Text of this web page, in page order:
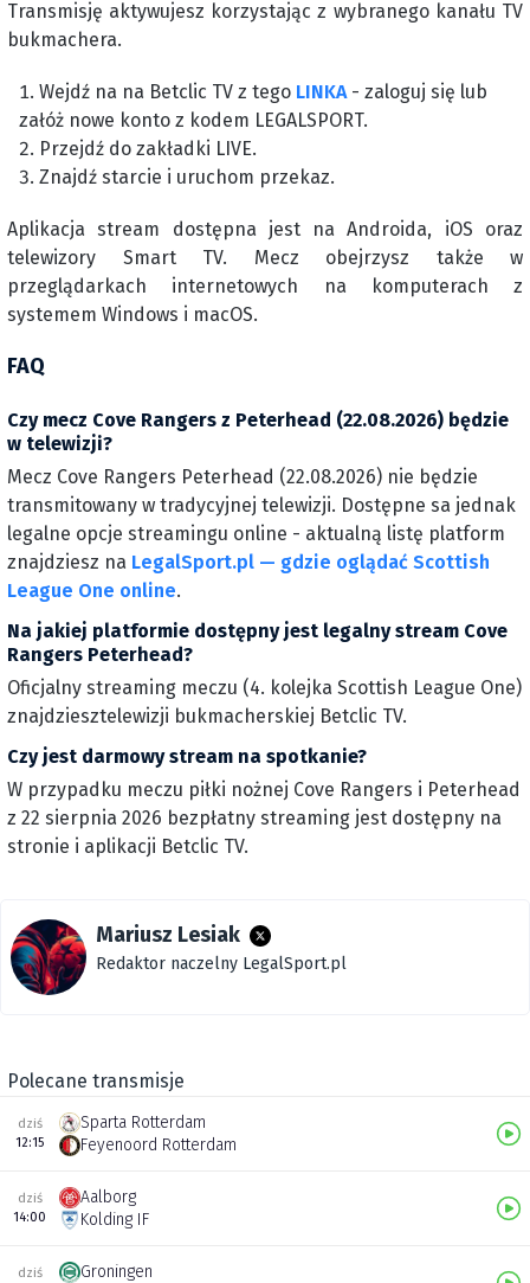
Transmisję aktywujesz korzystając z wybranego kanału TV
bukmachera.
Wejdź na na Betclic TV z tego LINKA- zaloguj się lub
załóż nowe konto z kodem LEGALSPORT.
Przejdź do zakładki LIVE.
Znajdź starcie i uruchom przekaz.
Aplikacja stream dostępna jest na Androida, iOS oraz
telewizory Smart TV. Mecz obejrzysz także w
przeglądarkach internetowych na komputerach z
systemem Windows i macOS.
FAQ
Czy mecz Cove Rangers z Peterhead (22.08.2026) będzie
w telewizji?
Mecz Cove Rangers Peterhead (22.08.2026) nie będzie
transmitowany w tradycyjnej telewizji. Dostępne sa jednak
legalne opcje streamingu online - aktualną listę platform
znajdziesz na LegalSport.pl — gdzie oglądać Scottish
League One online.
Na jakiej platformie dostępny jest legalny stream Cove
Rangers Peterhead?
Oficjalny streaming meczu (4. kolejka Scottish League One)
znajdziesztelewizji bukmacherskiej Betclic TV.
Czy jest darmowy stream na spotkanie?
W przypadku meczu piłki nożnej Cove Rangers i Peterhead
z 22 sierpnia 2026 bezpłatny streaming jest dostępny na
stronie i aplikacji Betclic TV.
Mariusz Lesiak
Redaktor naczelny LegalSport.pl
Polecane transmisje
dziś
12:15
Sparta Rotterdam
Feyenoord Rotterdam
dziś
14:00
Aalborg
Kolding IF
dziś
Groningen